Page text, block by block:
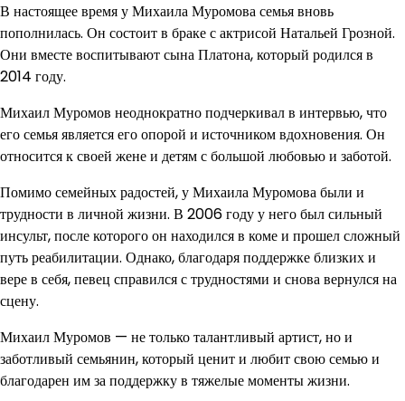
В настоящее время у Михаила Муромова семья вновь
пополнилась. Он состоит в браке с актрисой Натальей Грозной.
Они вместе воспитывают сына Платона, который родился в
2014 году.
Михаил Муромов неоднократно подчеркивал в интервью, что
его семья является его опорой и источником вдохновения. Он
относится к своей жене и детям с большой любовью и заботой.
Помимо семейных радостей, у Михаила Муромова были и
трудности в личной жизни. В 2006 году у него был сильный
инсульт, после которого он находился в коме и прошел сложный
путь реабилитации. Однако, благодаря поддержке близких и
вере в себя, певец справился с трудностями и снова вернулся на
сцену.
Михаил Муромов — не только талантливый артист, но и
заботливый семьянин, который ценит и любит свою семью и
благодарен им за поддержку в тяжелые моменты жизни.